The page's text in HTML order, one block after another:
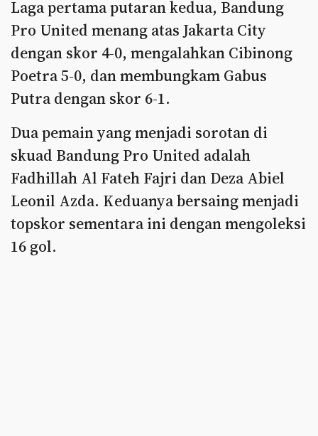
Laga pertama putaran kedua, Bandung
Pro United menang atas Jakarta City
dengan skor 4-0, mengalahkan Cibinong
Poetra 5-0, dan membungkam Gabus
Putra dengan skor 6-1.
Dua pemain yang menjadi sorotan di
skuad Bandung Pro United adalah
Fadhillah Al Fateh Fajri dan Deza Abiel
Leonil Azda. Keduanya bersaing menjadi
topskor sementara ini dengan mengoleksi
16 gol.